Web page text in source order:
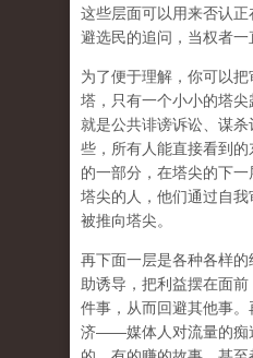
这些层面可以用来否认
避选民的追问，当权者一
为了便于理解，你可以
塔，只有一个小小的塔
就是公共诽谤诉讼、谋
些，所有人能直接看到
的一部分，在塔尖的下
塔尖的人，他们通过自
被推向塔尖。
再下面一层是各种各样
助诱导，把利益摆在面
件事，从而回避其他事
济——媒体人对流量的痴